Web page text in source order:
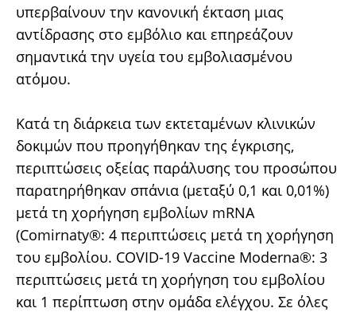
υπερβαίνουν την κανονική έκταση μιας
αντίδρασης στο εμβόλιο και επηρεάζουν
σημαντικά την υγεία του εμβολιασμένου
ατόμου.
Κατά τη διάρκεια των εκτεταμένων κλινικών
δοκιμών που προηγήθηκαν της έγκρισης,
περιπτώσεις οξείας παράλυσης του προσώπου
παρατηρήθηκαν σπάνια (μεταξύ 0,1 και 0,01%)
μετά τη χορήγηση εμβολίων mRNA
(Comirnaty®: 4 περιπτώσεις μετά τη χορήγηση
του εμβολίου. COVID-19 Vaccine Moderna®: 3
περιπτώσεις μετά τη χορήγηση του εμβολίου
και 1 περίπτωση στην ομάδα ελέγχου. Σε όλες